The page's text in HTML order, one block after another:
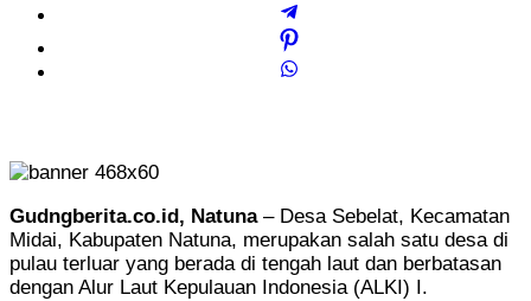
Gudngberita.co.id, Natuna– Desa Sebelat, Kecamatan
Midai, Kabupaten Natuna, merupakan salah satu desa di
pulau terluar yang berada di tengah laut dan berbatasan
dengan Alur Laut Kepulauan Indonesia (ALKI) I.